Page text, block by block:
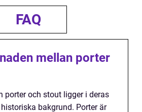
FAQ
mellan porter
porter och stout ligger i deras
bakgrund. Porter är